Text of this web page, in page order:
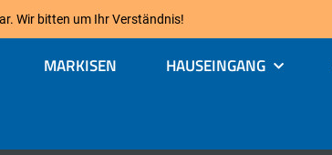
Wir bitten um Ihr Verständnis!
MARKISEN HAUSEINGANG